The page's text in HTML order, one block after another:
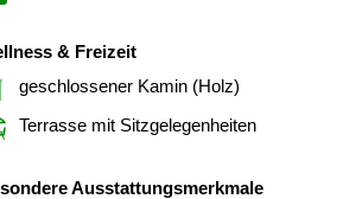
& Freizeit
geschlossener Kamin (Holz)
Terrasse mit Sitzgelegenheiten
Ausstattungsmerkmale